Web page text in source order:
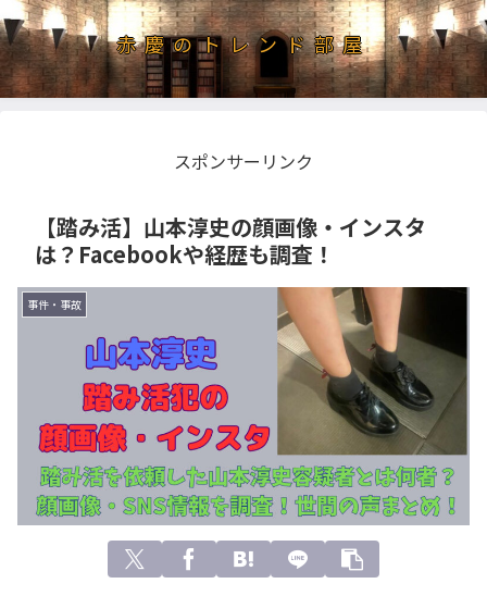
赤慶のトレンド部屋
スポンサーリンク
【踏み活】山本淳史の顔画像・インスタ
は？Facebookや経歴も調査！
事件・事故